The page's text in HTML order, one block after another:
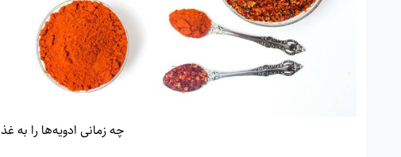
چه زمانی ادویه‌ها را به